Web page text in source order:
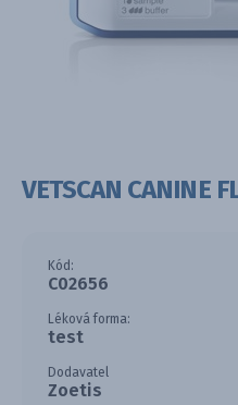
VETSCAN CANINE
Kód:
C02656
Léková forma:
test
Dodavatel
Zoetis